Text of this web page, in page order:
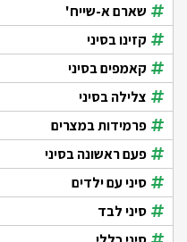
שארם א-שייח'
קזינו בסיני
קאמפים בסיני
צלילה בסיני
פרמידות במצרים
פעם ראשונה בסיני
סיני עם ילדים
סיני לבד